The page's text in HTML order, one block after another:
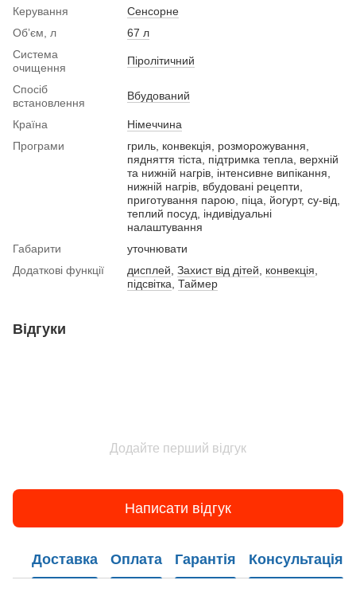
Керування
Сенсорне
Обʼєм, л
67 л
Система
очищення
Піролітичний
Спосіб
встановлення
Вбудований
Країна
Німеччина
Програми
гриль, конвекція, розморожування,
пядняття тіста, підтримка тепла, верхній
та нижній нагрів, інтенсивне випікання,
нижній нагрів, вбудовані рецепти,
приготування парою, піца, йогурт, су-від,
теплий посуд, індивідуальні
налаштування
Габарити
уточнювати
Додаткові функції
дисплей, Захист від дітей, конвекція,
підсвітка, Таймер
Відгуки
Додайте перший відгук
Написати відгук
Доставка Оплата Гарантія Консультація